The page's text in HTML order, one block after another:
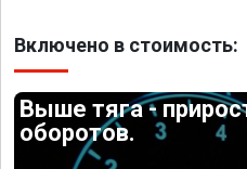
Включено в стоимость:
Выше тяга -
оборотов.